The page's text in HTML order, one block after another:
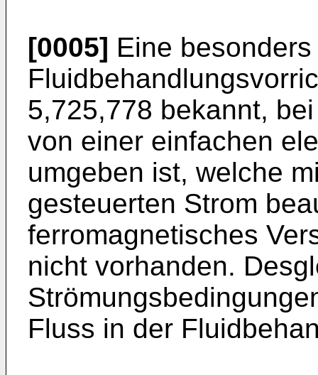
[0005] Eine
5,725,778 bekannt,
von einer einfachen
umgeben ist, welche
gesteuerten Strom
ferromagnetisches
nicht vorhanden.
Fluss in der